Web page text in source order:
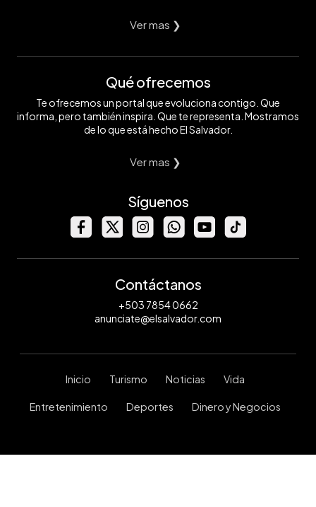
Ver mas ❯
Qué ofrecemos
Te ofrecemos un portal que evoluciona contigo. Que
informa, pero también inspira. Que te representa. Mostramos
de lo que está hecho El Salvador.
Ver mas ❯
Síguenos
Contáctanos
+503 7854 0662
anunciate@elsalvador.com
Inicio Turismo Noticias Vida
Entretenimiento Deportes Dinero y Negocios